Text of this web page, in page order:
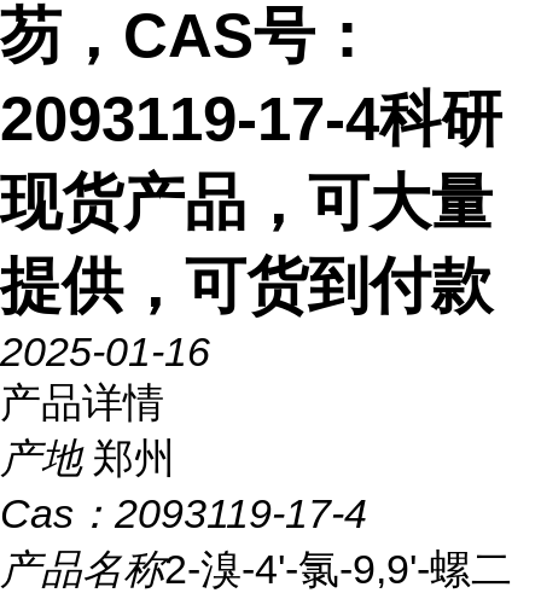
芴，CAS号：
2093119-17-4科研
现货产品，可大量
提供，可货到付款
2025-01-16
产品详情
产地 郑州
Cas： 2093119-17-4
产品名称2-溴-4'-氯-9,9'-螺二